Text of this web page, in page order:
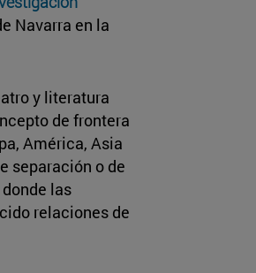
Navarra en la
y literatura
de frontera
América, Asia
separación o de
las
relaciones de